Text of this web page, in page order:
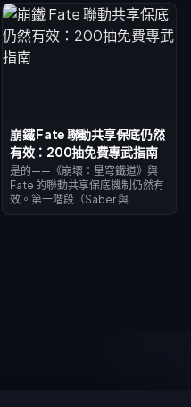
歡節突擊通行證」（2026 年 7 月
15 日至 8 月 14 日）在達到滿級時
會返還 520 枚黃金——足以用來
購買菁英通行證或抽取里維。這
份 Blood Strike 巨人聯動第一週
崩鐵 Fate 聯動共享保底仍然
有效：200抽免費專武指南
是的——《崩壞：星穹鐵道》與
Fate 的聯動共享保底機制仍然有
效。第一階段（Saber 與